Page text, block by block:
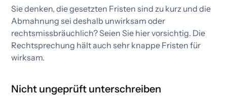
Sie denken, die gesetzten Fristen sind zu kurz und die
Abmahnung sei deshalb unwirksam oder
rechtsmissbräuchlich? Seien Sie hier vorsichtig. Die
Rechtsprechung hält auch sehr knappe Fristen für
wirksam.
Nicht ungeprüft unterschreiben